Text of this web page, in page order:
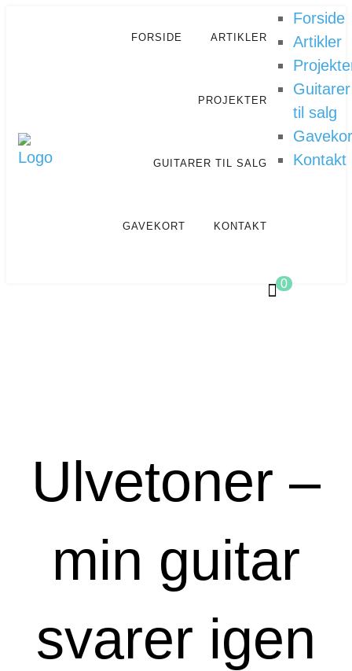
FORSIDE ARTIKLER
PROJEKTER
GUITARER TIL SALG
GAVEKORT KONTAKT
0
Forside
Artikler
Guitarer
til salg
Kontakt
Ulvetoner –
min guitar
svarer igen